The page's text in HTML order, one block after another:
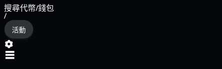
搜尋代幣/錢包
/
活動